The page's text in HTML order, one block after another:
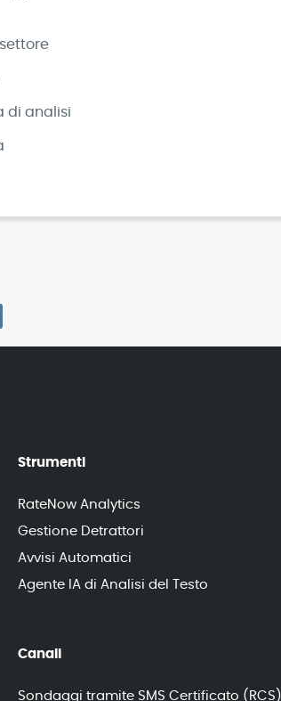
di analisi
Strumenti
RateNow Analytics
Gestione Detrattori
Avvisi Automatici
Agente IA di Analisi del Testo
Canali
Sondaggi tramite SMS Certificato (RCS)